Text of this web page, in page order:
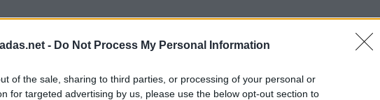
- Do Not Process My Personal Information
of the sale, sharing to third parties, or processing of your personal or
for targeted advertising by us, please use the below opt-out section to